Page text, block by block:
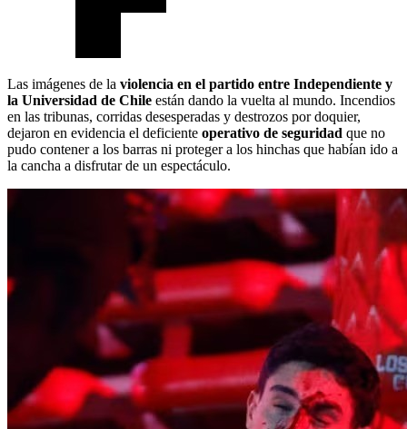
Las imágenes de la violencia en el partido entre Independiente y
la Universidad de Chile están dando la vuelta al mundo. Incendios
en las tribunas, corridas desesperadas y destrozos por doquier,
dejaron en evidencia el deficiente operativo de seguridad que no
pudo contener a los barras ni proteger a los hinchas que habían ido a
la cancha a disfrutar de un espectáculo.